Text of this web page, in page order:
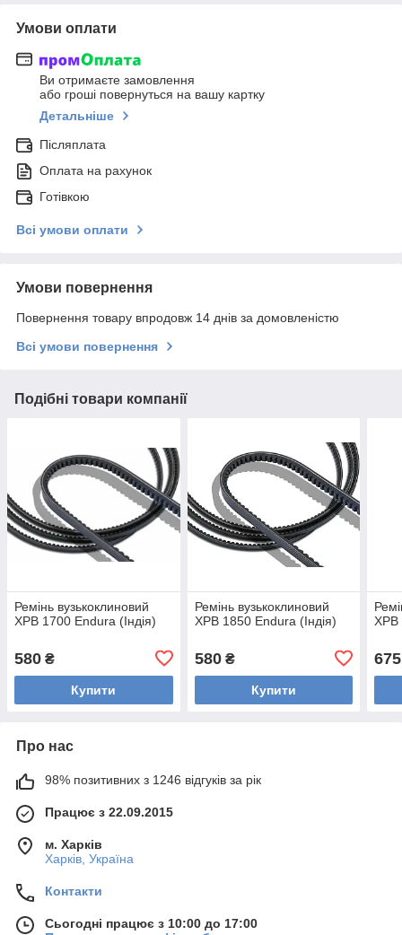
Умови оплати
Ви отримаєте замовлення
або гроші повернуться на вашу картку
Детальніше
Післяплата
Оплата на рахунок
Готівкою
Всі умови оплати
Умови повернення
Повернення товару впродовж 14 днів за домовленістю
Всі умови повернення
Подібні товари компанії
Ремінь вузькоклиновий
XPB 1700 Endura (Індія)
580 ₴
Купити
Ремінь вузькоклиновий
XPB 1850 Endura (Індія)
580₴
Купити
XPB
675
Про нас
98% позитивних з 1246 відгуків за рік
Працює з 22.09.2015
м. Харків
Харків, Україна
Контакти
Сьогодні працює з 10:00 до 17:00